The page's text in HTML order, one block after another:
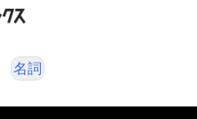
名詞